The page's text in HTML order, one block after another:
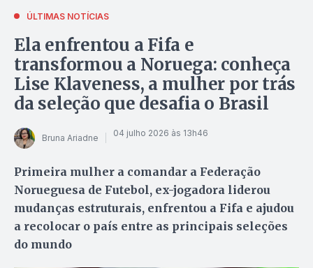
ÚLTIMAS NOTÍCIAS
Ela enfrentou a Fifa e
transformou a Noruega: conheça
Lise Klaveness, a mulher por trás
da seleção que desafia o Brasil
Bruna Ariadne 04 julho 2026 às 13h46
Primeira mulher a comandar a Federação
Norueguesa de Futebol, ex-jogadora liderou
mudanças estruturais, enfrentou a Fifa e ajudou
a recolocar o país entre as principais seleções
do mundo